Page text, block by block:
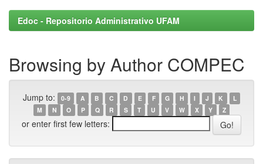
Edoc - Repositorio Administrativo UFAM
Browsing by Author COMPEC
Jump to: 0-9 A B C D E F G H I J K
L
M
N O P Q R S T U V W X Y Z
or enter first few letters: